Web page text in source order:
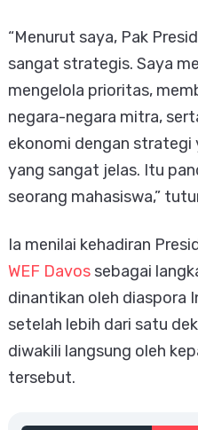
“Menurut saya, Pak
sangat strategis. Saya
mengelola prioritas,
negara-negara mitra,
ekonomi dengan strategi
yang sangat jelas. Itu
seorang mahasiswa,”
Ia menilai kehadiran
WEF Davossebagai
dinantikan oleh diaspora
setelah lebih dari satu
diwakili langsung oleh
tersebut.